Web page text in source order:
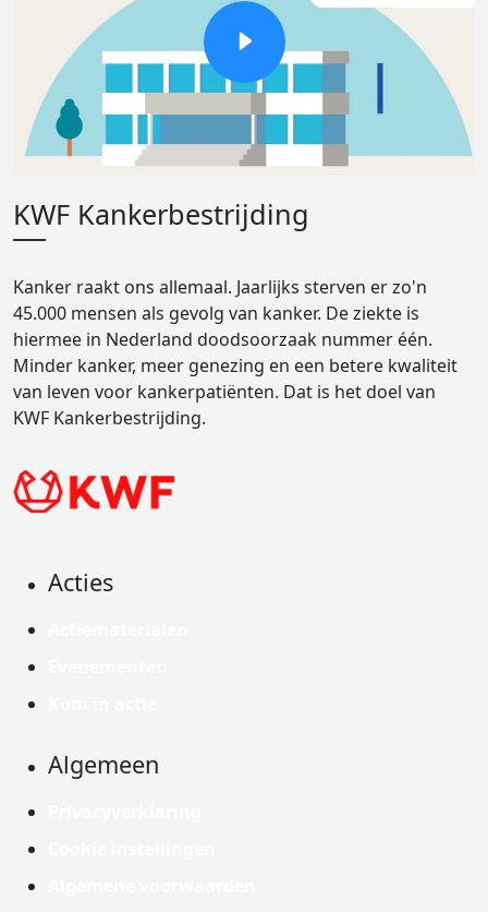
KWF Kankerbestrijding
Kanker raakt ons allemaal. Jaarlijks sterven er zo'n
45.000 mensen als gevolg van kanker. De ziekte is
hiermee in Nederland doodsoorzaak nummer één.
Minder kanker, meer genezing en een betere kwaliteit
van leven voor kankerpatiënten. Dat is het doel van
KWF Kankerbestrijding.
Acties
Algemeen